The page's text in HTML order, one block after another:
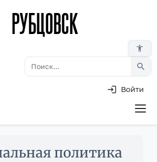
РУБЦОВСК
accessibility_new
search
Войти
политика